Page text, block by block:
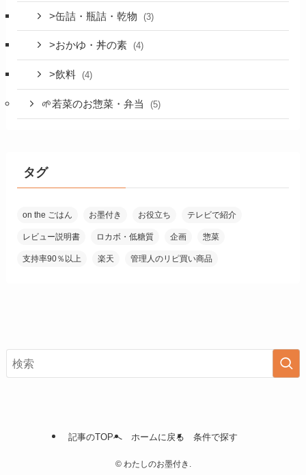
>缶詰・瓶詰・乾物 (3)
>おかゆ・丼の素 (4)
>飲料 (4)
🌱若菜のお惣菜・弁当 (5)
タグ
on the ごはん お墨付き お役立ち テレビで紹介
レビュー説明書 ロカボ・低糖質 企画 惣菜
支持率90％以上 楽天 管理人のリピ買い商品
記事のTOPへ ホームに戻る 条件で探す
©わたしのお墨付き.